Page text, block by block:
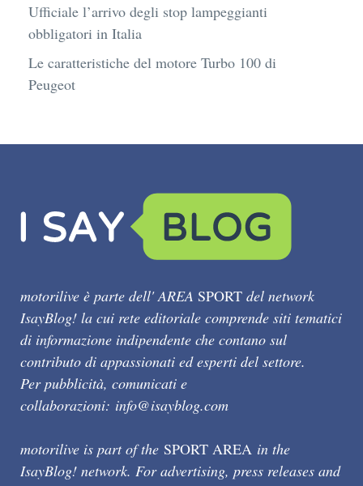
Ufficiale l’arrivo degli stop lampeggianti
obbligatori in Italia
Le caratteristiche del motore Turbo 100 di
Peugeot
motorilive è parte dell' AREA SPORT del network
IsayBlog! la cui rete editoriale comprende siti tematici
di informazione indipendente che contano sul
contributo di appassionati ed esperti del settore.
Per pubblicità, comunicati e
collaborazioni: info@isayblog.com
motorilive is part of the SPORT AREA in the
IsayBlog! network. For advertising, press releases and